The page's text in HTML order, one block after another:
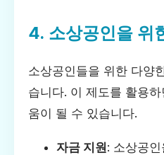
4. 소상공인을 위
소상공인들을 위한 다양
습니다. 이 제도를 활용
움이 될 수 있습니다.
자금 지원: 소상공